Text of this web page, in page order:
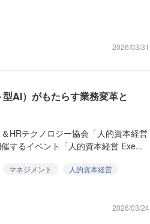
2026/03/31
AI）がもたらす業務変革と
HRテクノロジー協会「人的資本経営
するイベント「人的資本経営 Exe...
マネジメント
人的資本経営
2026/03/24